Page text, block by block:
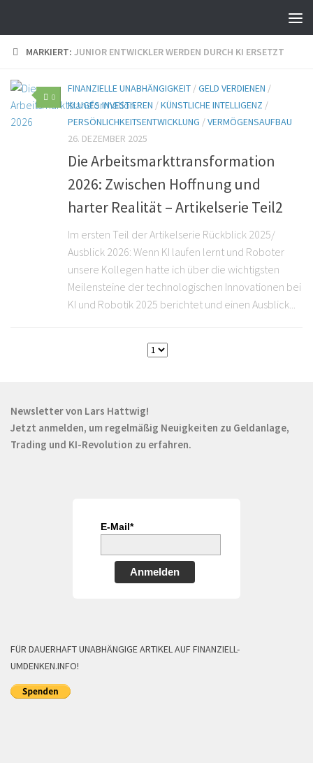
MARKIERT: JUNIOR ENTWICKLER WERDEN DURCH KI ERSETZT
0
FINANZIELLE UNABHÄNGIGKEIT /GELD VERDIENEN /
KLUGES INVESTIEREN /KÜNSTLICHE INTELLIGENZ /
PERSÖNLICHKEITSENTWICKLUNG /VERMÖGENSAUFBAU
26. DEZEMBER 2025
Die Arbeitsmarkttransformation
2026: Zwischen Hoffnung und
harter Realität – Artikelserie Teil2
Im ersten Teil der Artikelserie Rückblick 2025/
Ausblick 2026: Wenn KI laufen lernt und Roboter
unsere Kollegen hatte ich über die wichtigsten
Meilensteine der technologischen Innovationen bei
KI und Robotik 2025 berichtet und einen Ausblick...
Newsletter von Lars Hattwig!
Jetzt anmelden, um regelmäßig Neuigkeiten zu Geldanlage,
Trading und KI-Revolution zu erfahren.
E-Mail*
Anmelden
FÜR DAUERHAFT UNABHÄNGIGE ARTIKEL AUF FINANZIELL-
UMDENKEN.INFO!